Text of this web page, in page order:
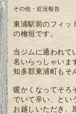
その他・近況報告
東浦駅前のフィッ
の檜垣です。
当ジムに通われて
名いらっしゃいま
知多郡東浦町もそ
暖かくなってそろ
でいて辛い、とい
お越しいただき、